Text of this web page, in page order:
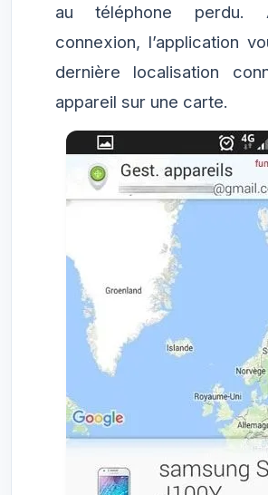
au téléphone perdu.
connexion, l’application
dernière localisation
appareil sur une carte.